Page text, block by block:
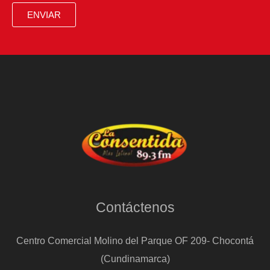
Ciudad
ENVIAR
Contáctenos
Centro Comercial Molino del Parque OF 209- Chocontá
(Cundinamarca)